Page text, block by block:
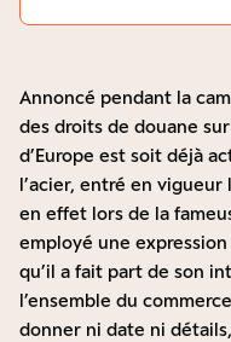
Annoncé pendant la
des droits de douane
d’Europe est soit déjà
l’acier, entré en vigueur
en effet lors de la
employé une
qu’il a fait part de son
l’ensemble du
donner ni date ni